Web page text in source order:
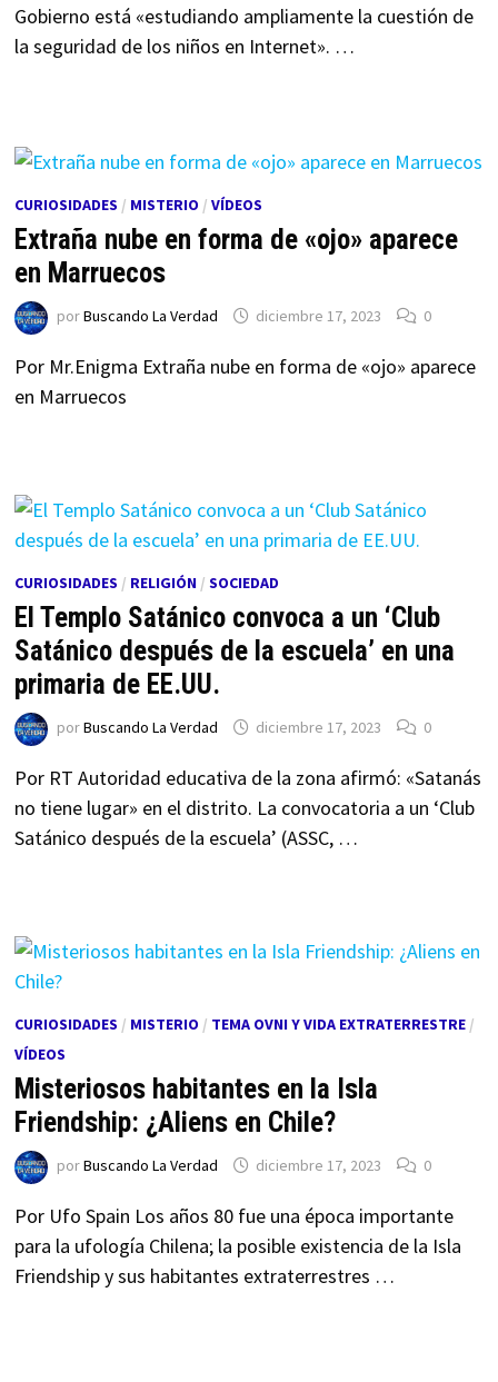
Gobierno está «estudiando ampliamente la cuestión de
la seguridad de los niños en Internet». …
CURIOSIDADES / MISTERIO / VÍDEOS
Extraña nube en forma de «ojo» aparece
en Marruecos
porBuscando La Verdad diciembre 17, 2023 0
Por Mr.Enigma Extraña nube en forma de «ojo» aparece
en Marruecos
CURIOSIDADES / RELIGIÓN/ SOCIEDAD
El Templo Satánico convoca a un ‘Club
Satánico después de la escuela’ en una
primaria de EE.UU.
porBuscando La Verdad diciembre 17, 2023 0
Por RT Autoridad educativa de la zona afirmó: «Satanás
no tiene lugar» en el distrito. La convocatoria a un ‘Club
Satánico después de la escuela’ (ASSC, …
CURIOSIDADES / MISTERIO / TEMA OVNI Y VIDA EXTRATERRESTRE/
VÍDEOS
Misteriosos habitantes en la Isla
Friendship: ¿Aliens en Chile?
porBuscando La Verdad diciembre 17, 2023 0
Por Ufo Spain Los años 80 fue una época importante
para la ufología Chilena; la posible existencia de la Isla
Friendship y sus habitantes extraterrestres …